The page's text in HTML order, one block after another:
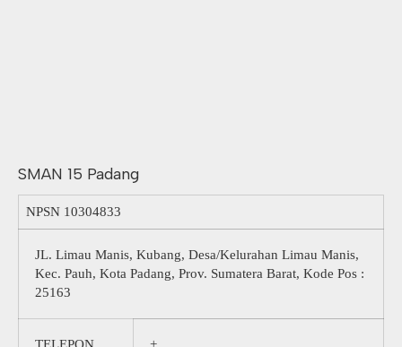
SMAN 15 Padang
NPSN 10304833
JL. Limau Manis, Kubang, Desa/Kelurahan Limau Manis,
Kec. Pauh, Kota Padang, Prov. Sumatera Barat, Kode Pos :
25163